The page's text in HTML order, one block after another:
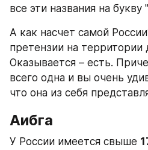
все эти названия на букву
А как насчет самой
претензии на территории
Оказывается – есть.
всего одна и вы очень
что она из себя
Аибга
У России имеется свыше